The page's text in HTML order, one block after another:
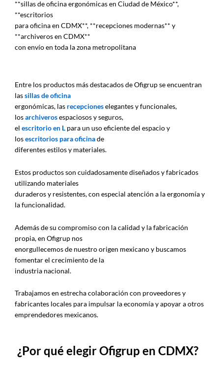
**sillas de oficina ergonómicas en Ciudad de México**,
**escritorios
para oficina en CDMX**, **recepciones modernas** y
**archiveros en CDMX**
con envío en toda la zona metropolitana
Entre los productos más destacados de Ofigrup se encuentran
lassillas de oficina
ergonómicas, las recepcioneselegantes y funcionales,
losarchiverosespaciosos y seguros,
el escritorio en L para un uso eficiente del espacio y
losescritorios para oficinade
diferentes estilos y materiales.
Estos productos son cuidadosamente diseñados y fabricados
utilizando materiales
duraderos y resistentes, con especial atención a la ergonomía y
la funcionalidad.
Además de su compromiso con la calidad y la fabricación
propia, en Ofigrup nos
enorgullecemos de nuestro origen mexicano y buscamos
fomentar el crecimiento de la
industria nacional.
Trabajamos en estrecha colaboración con proveedores y
fabricantes locales para impulsar la economía y apoyar a otros
emprendedores mexicanos.
¿Por qué elegir Ofigrup en CDMX?